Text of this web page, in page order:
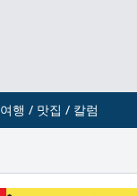
여행 / 맛집 / 칼럼